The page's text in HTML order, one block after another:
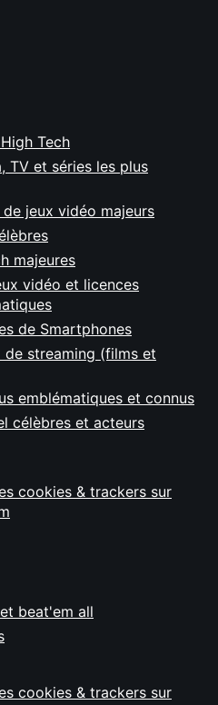
Tech
TV et séries les plus
jeux vidéo majeurs
majeures
vidéo et licences
de Smartphones
de streaming (films et
emblématiques et connus
célèbres et acteurs
cookies & trackers sur
beat'em all
cookies & trackers sur